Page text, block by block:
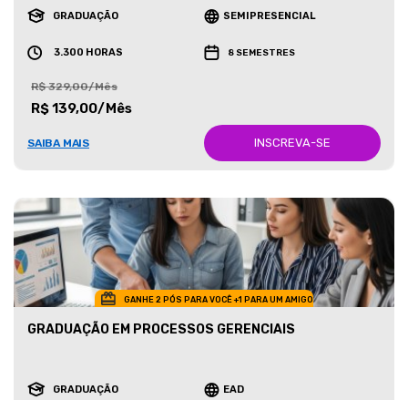
GRADUAÇÃO SEMIPRESENCIAL
3.300 HORAS 8 SEMESTRES
R$ 329,00/Mês
R$ 139,00/Mês
SAIBA MAIS INSCREVA-SE
GANHE 2 PÓS PARA VOCÊ +1 PARA UM AMIGO
GRADUAÇÃO EM PROCESSOS GERENCIAIS
GRADUAÇÃO EAD